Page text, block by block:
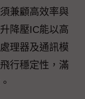
兼顧高效率與
降壓IC能以高
理器及通訊模
行穩定性，滿